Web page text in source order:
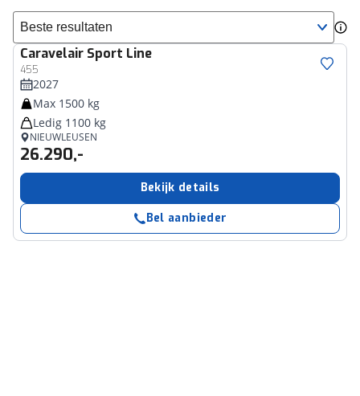
Sorteer resultaten
Caravelair Sport Line
455
2027
Max 1500 kg
Ledig 1100 kg
NIEUWLEUSEN
26.290,-
Bekijk details
Bel aanbieder